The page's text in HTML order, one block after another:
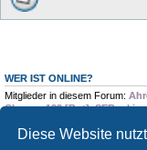
Diese Website
WER IST ONLINE?
Mitglieder in diesem Forum:
Chrome 123 [Bot],